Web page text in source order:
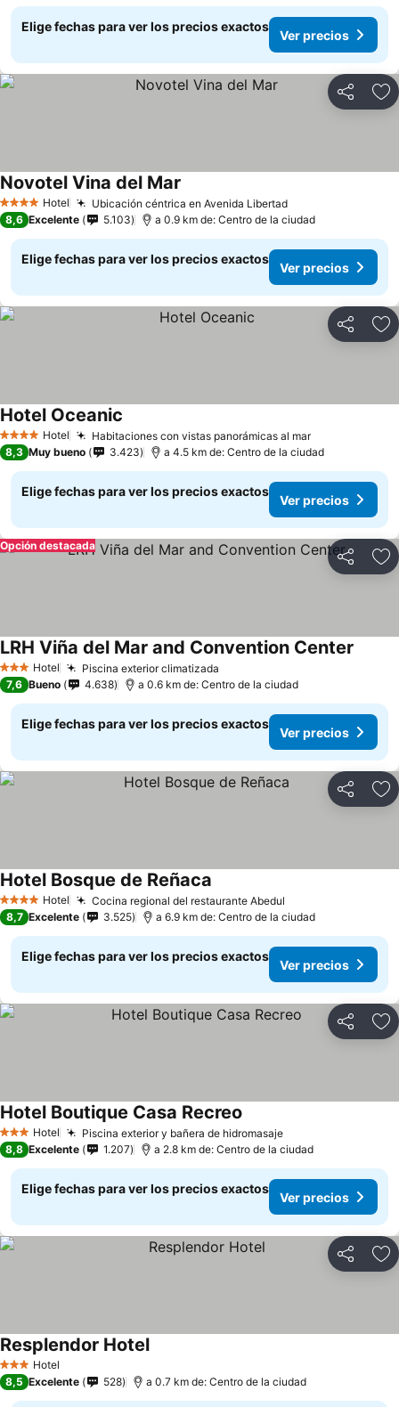
Elige fechas para ver los precios exactos
Ver precios
Compartir
4 EstrellasHotel Ubicación céntrica en Avenida LibertadVer precios
Novotel Vina del Mar
8,6 Excelente 5.103 a 0.9 km de: Centro de la ciudad
Elige fechas para ver los precios exactos
Ver precios
Compartir
4 EstrellasHotel Habitaciones con vistas panorámicas al marVer precios
Hotel Oceanic
8,3 Muy bueno 3.423 a 4.5 km de: Centro de la ciudad
Elige fechas para ver los precios exactos
Ver precios
Compartir
Opción destacada
3 Estrellas
Hotel Piscina exterior climatizada
LRH Viña del Mar and Convention Center
7,6 Bueno 4.638 a 0.6 km de: Centro de la ciudad
Elige fechas para ver los precios exactos
Ver precios
Compartir
4 EstrellasHotel Cocina regional del restaurante Abedul
Hotel Bosque de Reñaca
8,7 Excelente 3.525 a 6.9 km de: Centro de la ciudad
Elige fechas para ver los precios exactos
Ver precios
Compartir
3 Estrellas
Hotel Piscina exterior y bañera de hidromasajeVer precios
Hotel Boutique Casa Recreo
8,8 Excelente 1.207 a 2.8 km de: Centro de la ciudad
Elige fechas para ver los precios exactos
Ver precios
Compartir
3 Estrellas
Hotel
Resplendor HotelVer precios
8,5 Excelente 528 a 0.7 km de: Centro de la ciudad